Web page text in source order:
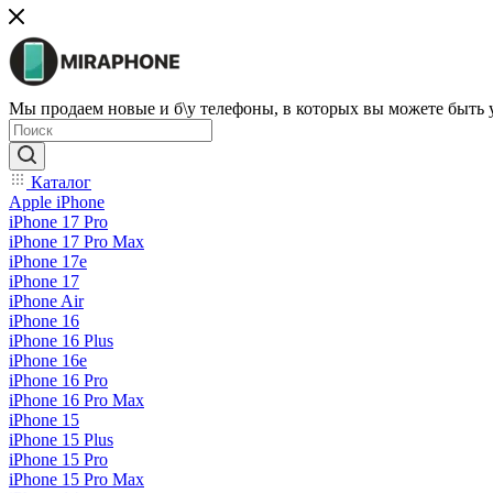
Мы продаем новые и б\у телефоны, в которых вы можете быть
Каталог
Apple iPhone
iPhone 17 Pro
iPhone 17 Pro Max
iPhone 17e
iPhone 17
iPhone Air
iPhone 16
iPhone 16 Plus
iPhone 16e
iPhone 16 Pro
iPhone 16 Pro Max
iPhone 15
iPhone 15 Plus
iPhone 15 Pro
iPhone 15 Pro Max